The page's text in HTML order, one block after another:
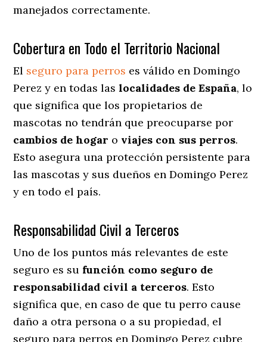
manejados correctamente.
Cobertura en Todo el Territorio Nacional
El seguro para perros es válido en Domingo
Perez y en todas laslocalidades de España, lo
que significa que los propietarios de
mascotas no tendrán que preocuparse por
cambios de hogar o viajes con sus perros.
Esto asegura una protección persistente para
las mascotas y sus dueños en Domingo Perez
y en todo el país.
Responsabilidad Civil a Terceros
Uno de los puntos más relevantes de este
seguro es su función como seguro de
responsabilidad civil a terceros. Esto
significa que, en caso de que tu perro cause
daño a otra persona o a su propiedad, el
seguro para perros en Domingo Perez cubre